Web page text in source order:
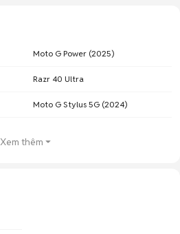
Moto G Power (2025)
Razr 40 Ultra
Moto G Stylus 5G (2024)
Xem thêm